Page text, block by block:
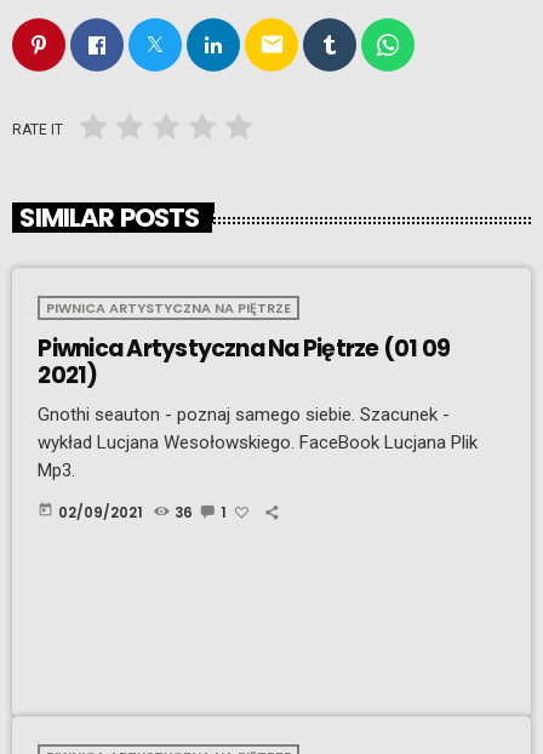
email
RATE IT
SIMILAR POSTS
PIWNICA ARTYSTYCZNA NA PIĘTRZE
Piwnica Artystyczna Na Piętrze (01 09
2021)
Gnothi seauton - poznaj samego siebie. Szacunek -
wykład Lucjana Wesołowskiego. FaceBook Lucjana Plik
Mp3.
today 02/09/2021 36 1